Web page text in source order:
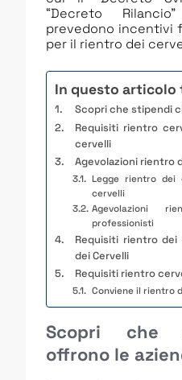
“Decreto
prevedono incentivi
per il rientro dei
In questo articolo
Scopri che stipendi
Requisiti rientro
cervelli
Agevolazioni rientro
Legge rientro dei
cervelli
Agevolazioni
professionisti
Requisiti rientro
dei Cervelli
Requisiti rientro
Conviene il rientro
Scopri che
offrono le